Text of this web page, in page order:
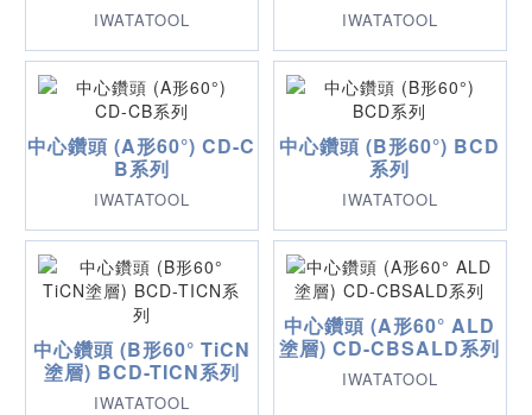
IWATATOOL IWATATOOL
中心鑽頭 (A形60°) CD-C
B系列
IWATATOOL
中心鑽頭 (B形60°) BCD
系列
IWATATOOL
中心鑽頭 (B形60° TiCN
塗層) BCD-TICN系列
IWATATOOL
中心鑽頭 (A形60° ALD
塗層) CD-CBSALD系列
IWATATOOL